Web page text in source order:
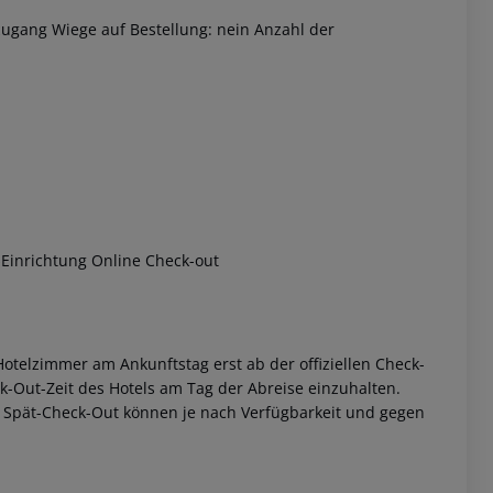
Wiege auf Bestellung: nein Anzahl der
Online Check-out
am Ankunftstag erst ab der offiziellen Check-
Out-Zeit des Hotels am Tag der Abreise einzuhalten.
Check-Out können je nach Verfügbarkeit und gegen